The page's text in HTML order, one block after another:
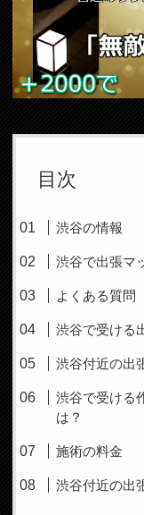
目次
渋谷の情報
渋谷で出張マ
よくある質
渋谷で受ける
渋谷付近の出
渋谷で受ける
は？
施術の料金
渋谷付近の出